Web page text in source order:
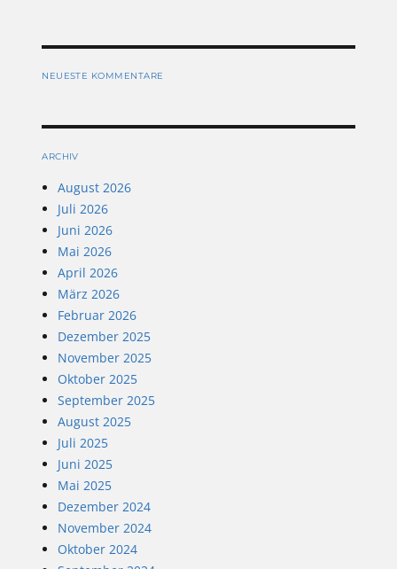
NEUESTE KOMMENTARE
ARCHIV
August 2026
Juli 2026
Juni 2026
Mai 2026
April 2026
März 2026
Februar 2026
Dezember 2025
November 2025
Oktober 2025
September 2025
August 2025
Juli 2025
Juni 2025
Mai 2025
Dezember 2024
November 2024
Oktober 2024